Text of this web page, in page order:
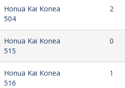
Honua Kai Konea
504
2
Honua Kai Konea
515
0
Honua Kai Konea
516
1